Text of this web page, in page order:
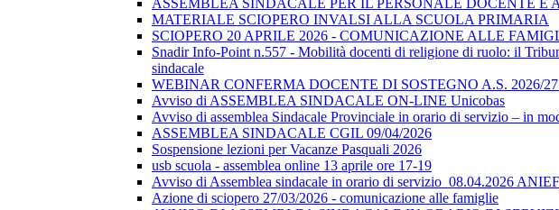
ASSEMBLEA SINDACALE PER IL PERSONALE DOCENTE E
MATERIALE SCIOPERO INVALSI ALLA SCUOLA PRIMARIA
SCIOPERO 20 APRILE 2026 - COMUNICAZIONE ALLE
Snadir Info-Point n.557 - Mobilità docenti di religione di ruolo: il
sindacale
WEBINAR CONFERMA DOCENTE DI SOSTEGNO A.S. 2026/
Avviso di ASSEMBLEA SINDACALE ON-LINE Unicobas
Avviso di assemblea Sindacale Provinciale in orario di servizio – in
ASSEMBLEA SINDACALE CGIL 09/04/2026
Sospensione lezioni per Vacanze Pasquali 2026
usb scuola - assemblea online 13 aprile ore 17-19
Avviso di Assemblea sindacale in orario di servizio_08.04.2026 ANIEF
Azione di sciopero 27/03/2026 - comunicazione alle famiglie